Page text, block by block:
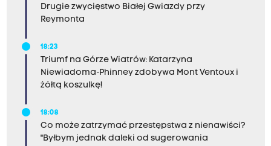
Drugie zwycięstwo Białej Gwiazdy przy
Reymonta
18:23
Triumf na Górze Wiatrów: Katarzyna
Niewiadoma-Phinney zdobywa Mont Ventoux i
żółtą koszulkę!
18:08
Co może zatrzymać przestępstwa z nienawiści?
"Byłbym jednak daleki od sugerowania